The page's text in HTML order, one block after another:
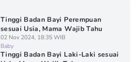
Tinggi Badan Bayi Perempuan
sesuai Usia, Mama Wajib Tahu
02 Nov 2024, 18:35 WIB
Baby
Tinggi Badan Bayi Laki-Laki sesuai